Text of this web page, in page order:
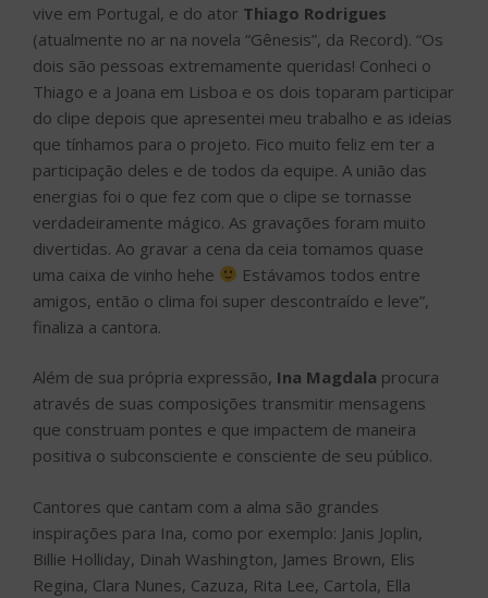
vive em Portugal, e do ator Thiago Rodrigues
(atualmente no ar na novela “Gênesis”, da Record). “Os
dois são pessoas extremamente queridas! Conheci o
Thiago e a Joana em Lisboa e os dois toparam participar
do clipe depois que apresentei meu trabalho e as ideias
que tínhamos para o projeto. Fico muito feliz em ter a
participação deles e de todos da equipe. A união das
energias foi o que fez com que o clipe se tornasse
verdadeiramente mágico. As gravações foram muito
divertidas. Ao gravar a cena da ceia tomamos quase
uma caixa de vinho hehe
Estávamos todos entre
amigos, então o clima foi super descontraído e leve”,
finaliza a cantora.
Além de sua própria expressão, Ina Magdala procura
através de suas composições transmitir mensagens
que construam pontes e que impactem de maneira
positiva o subconsciente e consciente de seu público.
Cantores que cantam com a alma são grandes
inspirações para Ina, como por exemplo: Janis Joplin,
Billie Holliday, Dinah Washington, James Brown, Elis
Regina, Clara Nunes, Cazuza, Rita Lee, Cartola, Ella